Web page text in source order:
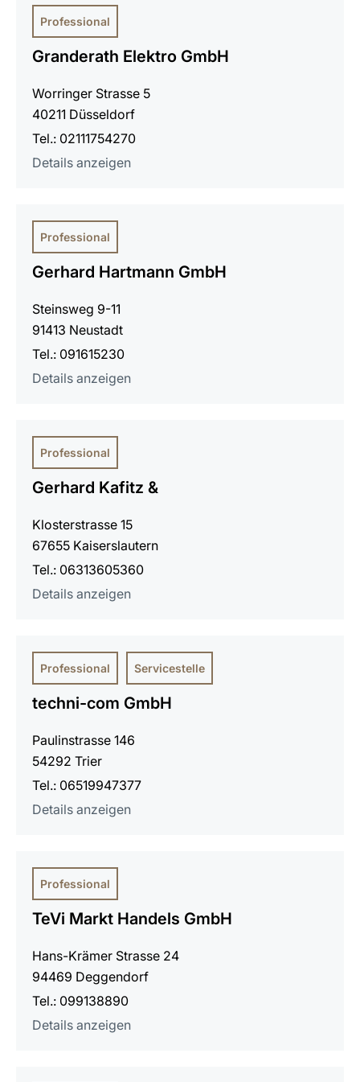
Professional
Granderath Elektro GmbH
Worringer Strasse 5
40211 Düsseldorf
Tel.: 02111754270
Details anzeigen
Professional
Gerhard Hartmann GmbH
Steinsweg 9-11
91413 Neustadt
Tel.: 091615230
Details anzeigen
Professional
Gerhard Kafitz &
Klosterstrasse 15
67655 Kaiserslautern
Tel.: 06313605360
Details anzeigen
Professional Servicestelle
techni-com GmbH
Paulinstrasse 146
54292 Trier
Tel.: 06519947377
Details anzeigen
Professional
TeVi Markt Handels GmbH
Hans-Krämer Strasse 24
94469 Deggendorf
Tel.: 099138890
Details anzeigen